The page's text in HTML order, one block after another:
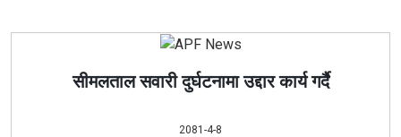
।
सीमलताल सवारी दुर्घटनामा उद्दार कार्य गर्दै
2081-4-8